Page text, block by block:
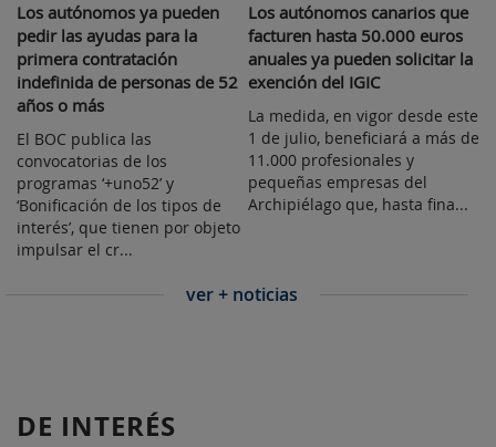
Los autónomos ya pueden
pedir las ayudas para la
primera contratación
indefinida de personas de 52
años o más
El BOC publica las
convocatorias de los
programas ‘+uno52’ y
‘Bonificación de los tipos de
interés’, que tienen por objeto
impulsar el cr...
Los autónomos canarios que
facturen hasta 50.000 euros
anuales ya pueden solicitar la
exención del IGIC
La medida, en vigor desde este
1 de julio, beneficiará a más de
11.000 profesionales y
pequeñas empresas del
Archipiélago que, hasta fina...
ver + noticias
DE INTERÉS